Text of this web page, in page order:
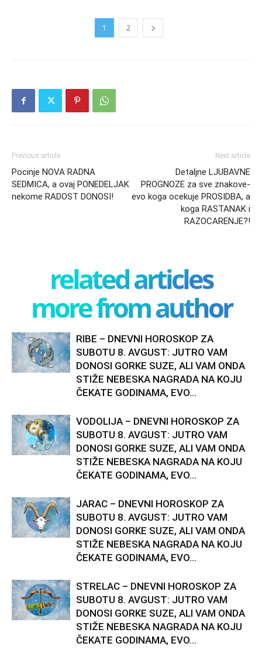
1 2
Previous article
Pocinje NOVA RADNA
SEDMICA, a ovaj PONEDELJAK
nekome RADOST DONOSI!
Next article
Detaljne LJUBAVNE
PROGNOZE za sve znakove-
evo koga ocekuje PROSIDBA, a
koga RASTANAK i
RAZOCARENJE?!
related articles
more from author
RIBE – DNEVNI HOROSKOP ZA
SUBOTU 8. AVGUST: JUTRO VAM
DONOSI GORKE SUZE, ALI VAM ONDA
STIŽE NEBESKA NAGRADA NA KOJU
ČEKATE GODINAMA, EVO...
VODOLIJA – DNEVNI HOROSKOP ZA
SUBOTU 8. AVGUST: JUTRO VAM
DONOSI GORKE SUZE, ALI VAM ONDA
STIŽE NEBESKA NAGRADA NA KOJU
ČEKATE GODINAMA, EVO...
JARAC – DNEVNI HOROSKOP ZA
SUBOTU 8. AVGUST: JUTRO VAM
DONOSI GORKE SUZE, ALI VAM ONDA
STIŽE NEBESKA NAGRADA NA KOJU
ČEKATE GODINAMA, EVO...
STRELAC – DNEVNI HOROSKOP ZA
SUBOTU 8. AVGUST: JUTRO VAM
DONOSI GORKE SUZE, ALI VAM ONDA
STIŽE NEBESKA NAGRADA NA KOJU
ČEKATE GODINAMA, EVO...